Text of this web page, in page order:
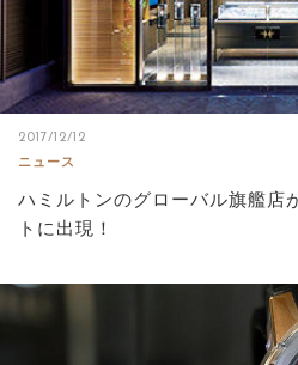
2017/12/12
ニュース
ハミルトンのグローバル旗艦店
トに出現！